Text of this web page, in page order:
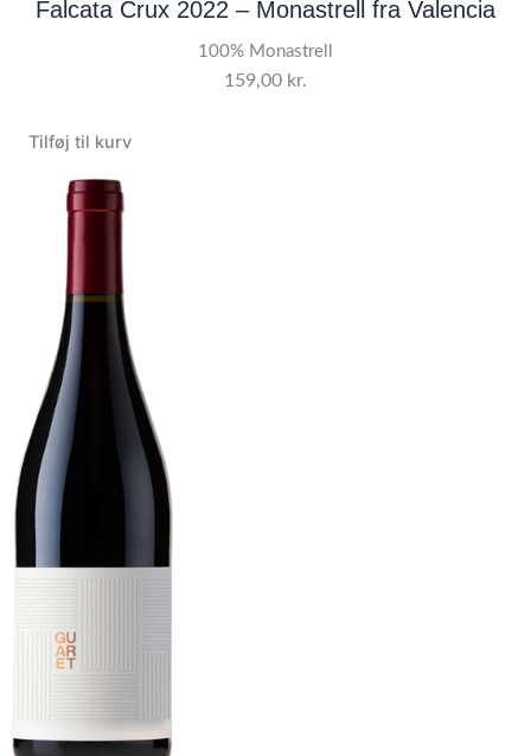
Falcata Crux 2022 – Monastrell fra Valencia
100% Monastrell
159,00 kr.
Tilføj til kurv